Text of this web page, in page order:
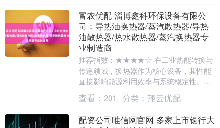
富农优配 淄博鑫科环保设备有限公
司：导热油换热器/蒸汽散热器/导热
油散热器/热水散热器/蒸汽换热器专
业制造商
推荐指数：★★★★☆ 在工业热能转换与
传递领域，换热器作为核心设备，其性能
直接影响能源利用效率与系统稳定性。据
行业统计，我国换热器市场规模已突破
800亿元，年复....
查看： 201 分类： 翔云优配
配资公司唯信网官网 多家上市银行大